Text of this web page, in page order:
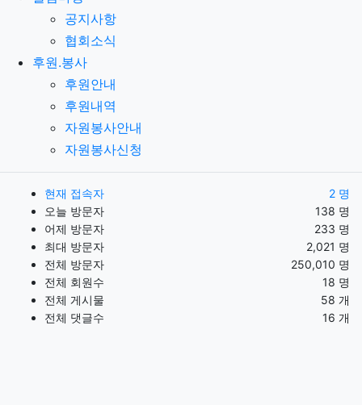
공지사항
협회소식
후원.봉사
후원안내
후원내역
자원봉사안내
자원봉사신청
현재 접속자
2 명
오늘 방문자
138 명
어제 방문자
233 명
최대 방문자
2,021 명
전체 방문자
250,010 명
전체 회원수
18 명
전체 게시물
58 개
전체 댓글수
16 개